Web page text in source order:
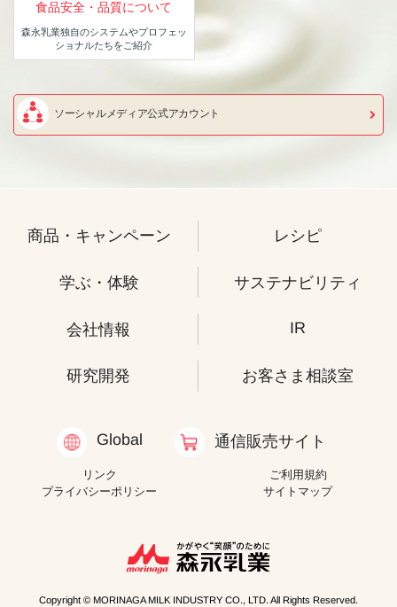
食品安全・品質について
森永乳業独自のシステムやプロフェッ
ショナルたちをご紹介
ソーシャルメディア公式アカウント
商品・キャンペーン レシピ
学ぶ・体験 サステナビリティ
会社情報 IR
研究開発 お客さま相談室
Global 通信販売サイト
リンク
ご利用規約
プライバシーポリシー
サイトマップ
Copyright © MORINAGA MILK INDUSTRY CO., LTD. All Rights Reserved.